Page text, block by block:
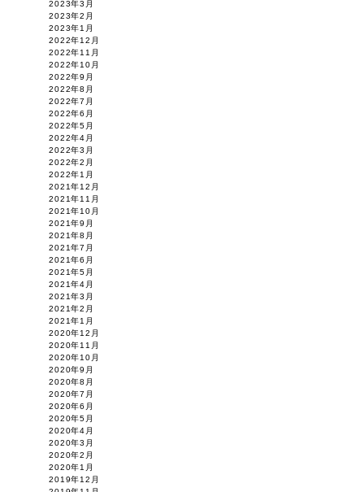
2023年3月
2023年2月
2023年1月
2022年12月
2022年11月
2022年10月
2022年9月
2022年8月
2022年7月
2022年6月
2022年5月
2022年4月
2022年3月
2022年2月
2022年1月
2021年12月
2021年11月
2021年10月
2021年9月
2021年8月
2021年7月
2021年6月
2021年5月
2021年4月
2021年3月
2021年2月
2021年1月
2020年12月
2020年11月
2020年10月
2020年9月
2020年8月
2020年7月
2020年6月
2020年5月
2020年4月
2020年3月
2020年2月
2020年1月
2019年12月